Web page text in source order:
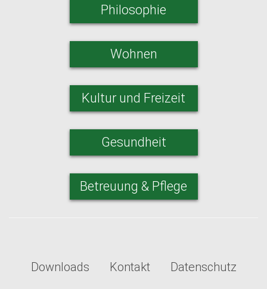
Philosophie
Wohnen
Kultur und Freizeit
Gesundheit
Betreuung & Pflege
Downloads Kontakt Datenschutz